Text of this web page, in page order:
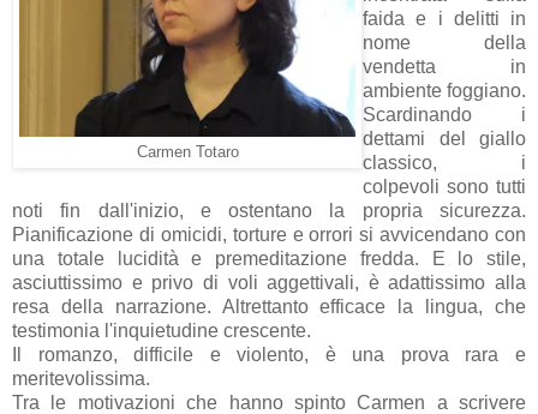
Carmen Totaro
faida e i delitti in
nome della
vendetta in
ambiente foggiano.
Scardinando i
dettami del giallo
classico, i
colpevoli sono tutti
noti fin dall'inizio, e ostentano la propria sicurezza.
Pianificazione di omicidi, torture e orrori si avvicendano con
una totale lucidità e premeditazione fredda. E lo stile,
asciuttissimo e privo di voli aggettivali, è adattissimo alla
resa della narrazione. Altrettanto efficace la lingua, che
testimonia l'inquietudine crescente.
Il romanzo, difficile e violento, è una prova rara e
meritevolissima.
Tra le motivazioni che hanno spinto Carmen a scrivere